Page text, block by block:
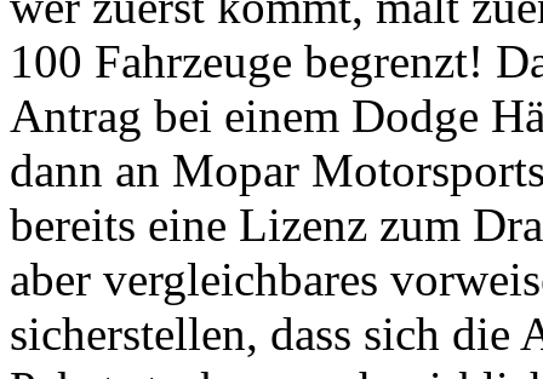
100 Fahrzeuge begrenzt!
Antrag bei einem Dodge
dann an Mopar
bereits eine Lizenz zum
aber vergleichbares
sicherstellen, dass sich die